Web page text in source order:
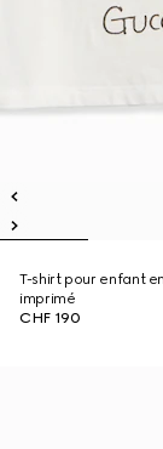
T-shirt pour enfant
imprimé
CHF 190